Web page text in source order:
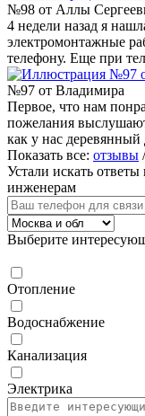
№98 от Аллы
4 недели назад я
электромонтажные
телефону. Еще при
№97 от Владимира
Первое, что нам
пожелания
как у нас деревянный
Показать все: отзывы
Устали искать ответы
инженерам
Выберите
Отопление
Водоснабжение
Канализация
Электрика